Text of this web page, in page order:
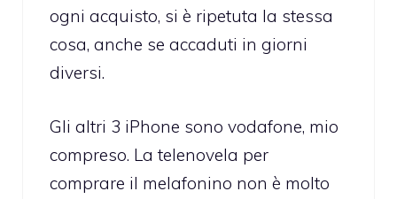
ogni acquisto, si è ripetuta la stessa
cosa, anche se accaduti in giorni
diversi.
Gli altri 3 iPhone sono vodafone, mio
compreso. La telenovela per
comprare il melafonino non è molto